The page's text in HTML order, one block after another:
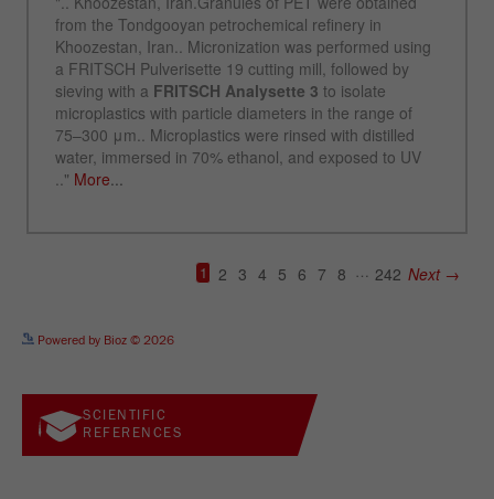
Powered by Bioz © 2026
SCIENTIFIC
REFERENCES